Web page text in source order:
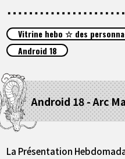
ARTICLES
À PROPOS
LANGUAGE
JP
Vitrine hebo ☆ des
Android 18
Android 18 - Arc
La Présentation